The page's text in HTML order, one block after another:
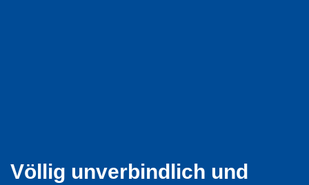
Völlig unverbindlich und